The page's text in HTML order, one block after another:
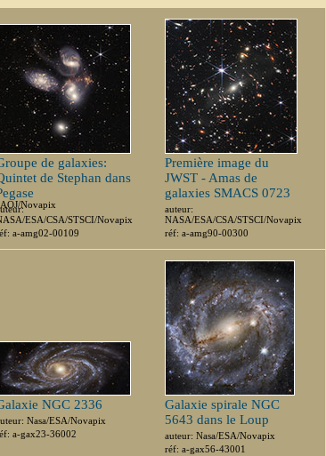
Novapix
de galaxies:
de Stephan dans
ESA/CSA/STSCI/Novapix
a-amg02-00109
Première image du
JWST - Amas de
galaxies SMACS 0723
auteur:
NASA/ESA/CSA/STSCI/Novapix
réf: a-amg90-00300
NGC 2336
Nasa/ESA/Novapix
a-gax23-36002
Galaxie spirale NGC
5643 dans le Loup
auteur: Nasa/ESA/Novapix
réf: a-gax56-43001